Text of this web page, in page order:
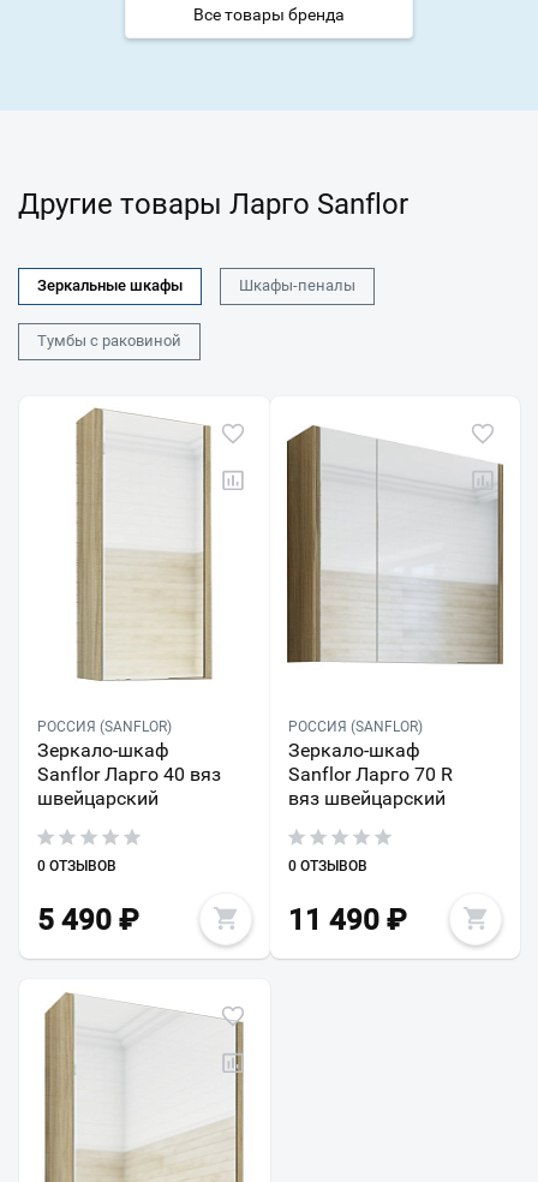
Все товары бренда
Другие товары Ларго Sanflor
Зеркальные шкафы Шкафы-пеналы
Тумбы с раковиной
РОССИЯ (SANFLOR)
Зеркало-шкаф
Sanflor Ларго 40 вяз
швейцарский
0 ОТЗЫВОВ
5 490 ₽
РОССИЯ (SANFLOR)
Зеркало-шкаф
Sanflor Ларго 70 R
вяз швейцарский
0 ОТЗЫВОВ
11 490₽